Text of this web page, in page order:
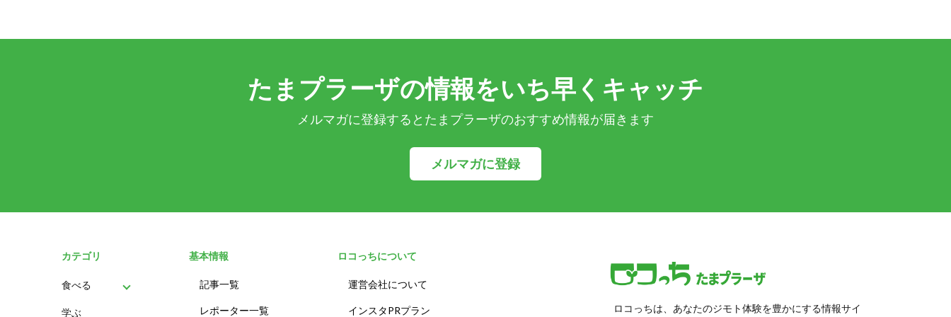
たまプラーザの情報をいち早くキャッチ
メルマガに登録するとたまプラーザのおすすめ情報が届きます
メルマガに登録
カテゴリ
食べる
学ぶ
基本情報
記事一覧
レポーター一覧
ロコっちについて
運営会社について
インスタPRプラン ロコっちは、あなたのジモト体験を豊かにする情報サイ